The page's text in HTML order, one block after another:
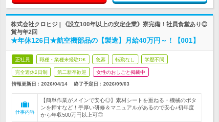
株式会社クロヒジ | 《設立100年以上の安定企業》寮完備！社員食堂あり◎
賞与年2回
★年休126日★航空機部品の【製造】月給40万円～！【001】
正社員 職種・業種未経験OK 急募 転勤なし 学歴不問
完全週休2日制 第二新卒歓迎 女性のおしごと掲載中
情報更新日：2026/04/14 終了予定日： 2026/09/03
仕事内容
【簡単作業がメインで安心◎】素材シートを重ねる・機械のボタ
ンを押すなど！手厚い研修＆マニュアルがあるので安心♪初年度
から年収500万円以上可◎